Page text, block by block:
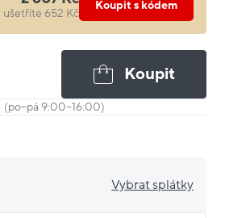
ušetříte 652 Kč
Koupit s kódem
Koupit
(po–pá 9:00–16:00)
Vybrat splátky